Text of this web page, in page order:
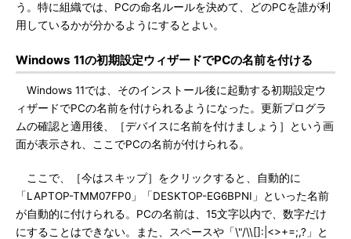
う。特に組織では、PCの命名ルールを決めて、どのPCを誰が利
用しているかが分かるようにするとよい。
Windows 11の初期設定ウィザードでPCの名前を付ける
Windows 11では、そのインストール後に起動する初期設定ウ
ィザードでPCの名前を付けられるようになった。更新プログラ
ムの確認と適用後、［デバイスに名前を付けましょう］という画
面が表示され、ここでPCの名前が付けられる。
ここで、［今はスキップ］をクリックすると、自動的に
「LAPTOP-TMM07FP0」「DESKTOP-EG6BPNI」といった名前
が自動的に付けられる。PCの名前は、15文字以内で、数字だけ
にすることはできない。また、スペースや「\"/\\[]:|<>+=;,?」と